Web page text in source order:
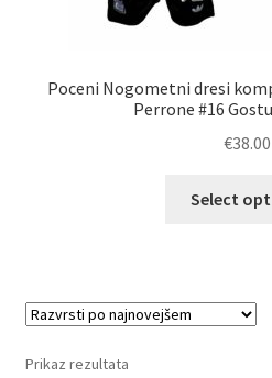
Poceni Nogometni dresi
Perrone #16
€38.00
Select
Prikaz rezultata